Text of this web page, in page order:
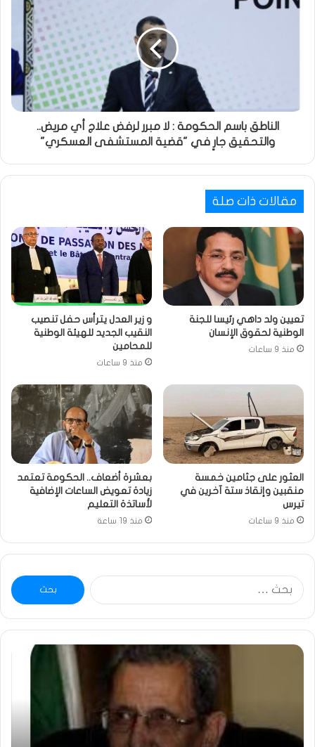
الناطق باسم الحكومة : لا مبرر لرفض علاج أي مريض..
والتحقيق جارٍ في "قضية المستشفى العسكري"
مقالات ذات صلة
تعيين ولد داهي رئيسا للجنة
الوطنية لحقوق الإنسان
منذ 9 ساعات
و زير العدل يترأس حفل تنصيب
النقيب الجديد للهيئة الوطنية
للمحامين
منذ 9 ساعات
العثور على جثامين خمسة
منقبين وإنقاذ ستة آخرين في
تيرس
منذ 9 ساعات
بعشرة أضعاف.. الحكومة تعتمد
زيادة تعويض الساعات الإضافية
لأساتذة التعليم
منذ 19 ساعة
البحث
عن:
ومضة
بالحقيقة…/
الشريف